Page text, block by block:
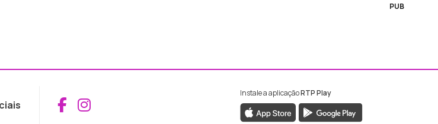
PUB
Aceder ao Facebook da RTP Madeira
Aceder ao Instagram da RTP Madeira
Instale a aplicaçãoRTP Play